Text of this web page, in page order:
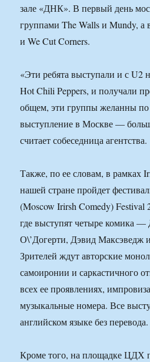
зале «ДНК». В первый день
группами The Walls и Mundy,
и We Cut Corners.
«Эти ребята выступали и с U2
Hot Chili Peppers, и получали
общем, эти группы желанны
выступление в Москве —
считает собеседница агентства.
Также, по ее словам, в рамках
нашей стране пройдет
(Moscow Irirsh Comedy)
где выступят четыре комика
О\’Догерти, Дэвид Максэведж
Зрителей ждут авторские
самоиронии и саркастичного
всех ее проявлениях,
музыкальные номера. Все
английском языке без перевода.
Кроме того, на площадке ЦДХ